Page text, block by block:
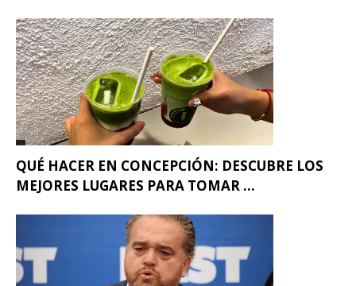
QUÉ HACER EN CONCEPCIÓN: DESCUBRE LOS
MEJORES LUGARES PARA TOMAR ...